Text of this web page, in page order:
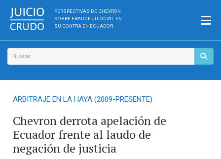
PERSPECTIVAS DE CHEVRON
SOBRE FRAUDE JUDICIAL EN
SU CONTRA EN ECUADOR
ARBITRAJE EN LA HAYA (2009-PRESENTE)
Chevron derrota apelación de
Ecuador frente al laudo de
negación de justicia